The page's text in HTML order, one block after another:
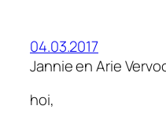
04.03.2017
Jannie en Arie
hoi,